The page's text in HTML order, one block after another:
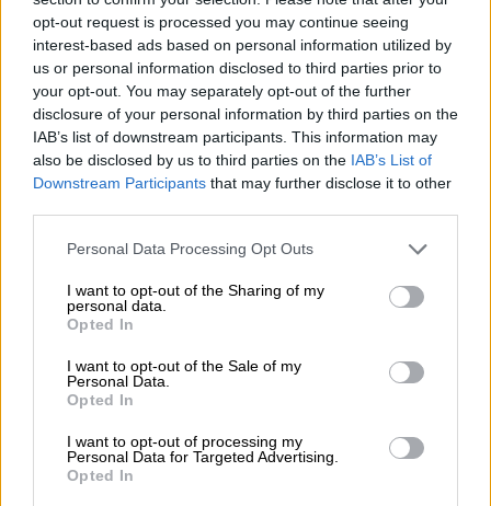
opt-out request is processed you may continue seeing
interest-based ads based on personal information utilized by
us or personal information disclosed to third parties prior to
your opt-out. You may separately opt-out of the further
disclosure of your personal information by third parties on the
IAB’s list of downstream participants. This information may
also be disclosed by us to third parties on the IAB’s List of
Downstream Participants that may further disclose it to other
Personal Data Processing Opt Outs
I want to opt-out of the Sharing of my
personal data.
Opted In
I want to opt-out of the Sale of my
Personal Data.
Opted In
I want to opt-out of processing my
Personal Data for Targeted Advertising.
Opted In
Auguri
Barzellette
Educazione
COACHING CREATIVO: ALLA
SCOPERTA DEI GIOCHI DI
Per promuovere l’importanza di questi due diritti
fondamentali dell’infanzia possiamo provare
con un esercizio che ci permette di acquisire
gioco. Lo proponiamo come attività da svolgere
in classe, ma risulterebbe ugualmente efficace